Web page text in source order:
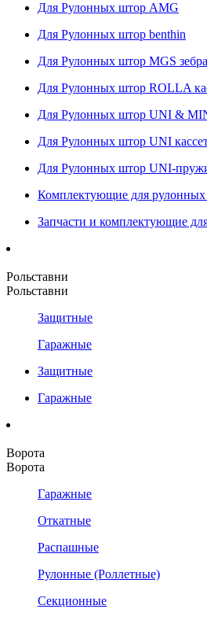
Для Рулонных штор AMG
Для Рулонных штор benthin
Для Рулонных штор MGS зебра
Для Рулонных штор ROLLA
Для Рулонных штор UNI &
Для Рулонных штор UNI
Для Рулонных штор UNI-
Комплектующие для
Запчасти и комплектующие
Рольставни
Рольставни
Защитные
Гаражные
Защитные
Гаражные
Ворота
Ворота
Гаражные
Откатные
Распашные
Рулонные (Роллетные)
Секционные